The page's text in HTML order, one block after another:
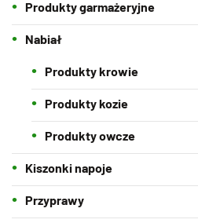
Produkty garmażeryjne
Nabiał
Produkty krowie
Produkty kozie
Produkty owcze
Kiszonki napoje
Przyprawy